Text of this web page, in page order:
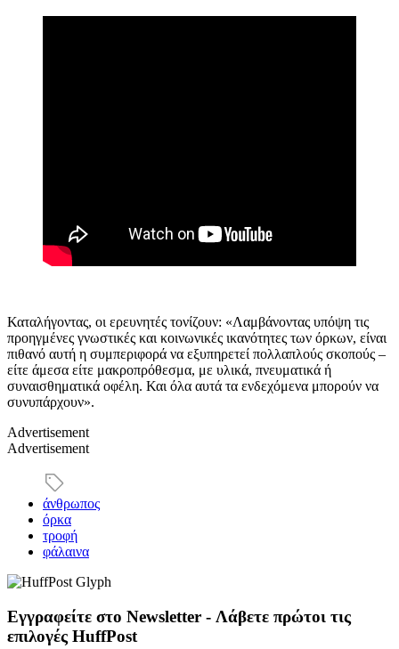
Καταλήγοντας, οι ερευνητές τονίζουν: «Λαμβάνοντας υπόψη τις
προηγμένες γνωστικές και κοινωνικές ικανότητες των όρκων, είναι
πιθανό αυτή η συμπεριφορά να εξυπηρετεί πολλαπλούς σκοπούς –
είτε άμεσα είτε μακροπρόθεσμα, με υλικά, πνευματικά ή
συναισθηματικά οφέλη. Και όλα αυτά τα ενδεχόμενα μπορούν να
συνυπάρχουν».
Advertisement
Advertisement
άνθρωπος
όρκα
τροφή
φάλαινα
Εγγραφείτε στο Newsletter - Λάβετε πρώτοι τις
επιλογές HuffPost